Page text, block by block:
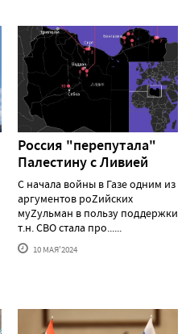
Россия "перепутала"
Палестину с Ливией
С начала войны в Газе одним из
аргументов роZийских
муZульман в пользу поддержки
т.н. СВО стала про......
10 МАЯ'2024